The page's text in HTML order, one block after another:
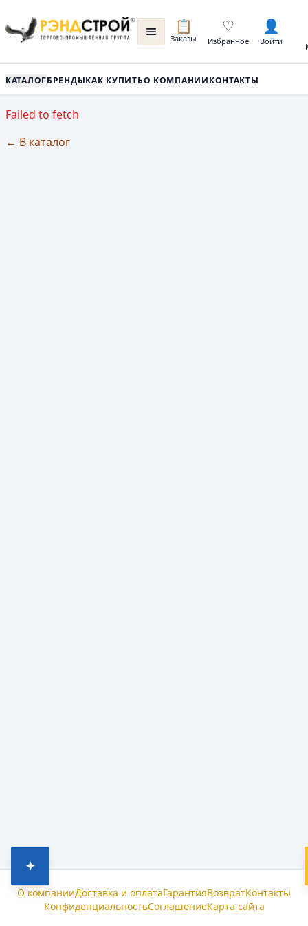
📋
Заказы
♡
Избранное
👤
Войти
КАТАЛОГБРЕНДЫКАК КУПИТЬО КОМПАНИИКОНТАКТЫ
Failed to fetch
← В каталог
✦
О компанииДоставка и оплатаГарантияВозвратКонтакты
КонфиденциальностьСоглашениеКарта сайта